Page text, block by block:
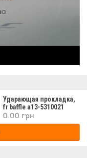
Ударающая прокладка,
fr baffle а13-5310021
0.00 грн